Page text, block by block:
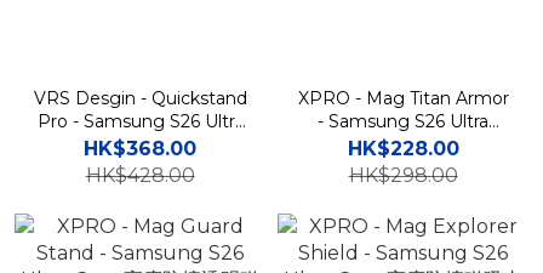
VRS Desgin - Quickstand
Pro - Samsung S26 Ultra
Case 高度防撞支架磁吸充
電手機殼
HK$368.00
HK$428.00
XPRO - Mag Titan Armor
- Samsung S26 Ultra
Case 高度防撞磁吸支架手
機保護殼
HK$228.00
HK$298.00